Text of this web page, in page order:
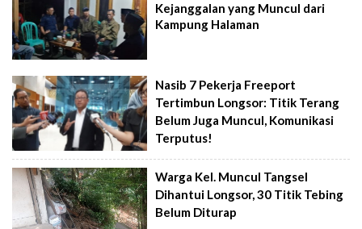
Kejanggalan yang Muncul dari
Kampung Halaman
Nasib 7 Pekerja Freeport
Tertimbun Longsor: Titik Terang
Belum Juga Muncul, Komunikasi
Terputus!
Warga Kel. Muncul Tangsel
Dihantui Longsor, 30 Titik Tebing
Belum Diturap